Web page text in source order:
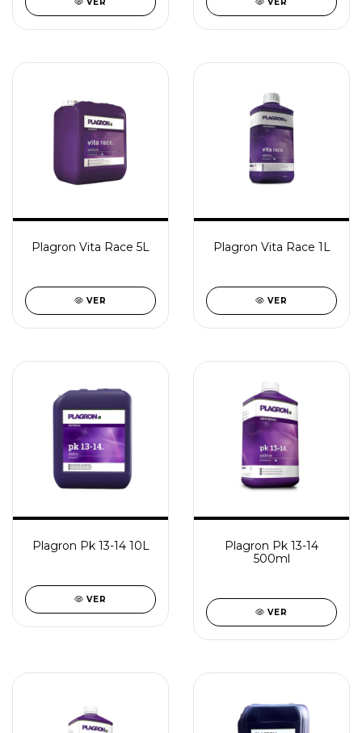
Plagron Vita Race 5L
VER
Plagron Vita Race 1L
VER
Plagron Pk 13-14 10L
VER
Plagron Pk 13-14
500ml
VER